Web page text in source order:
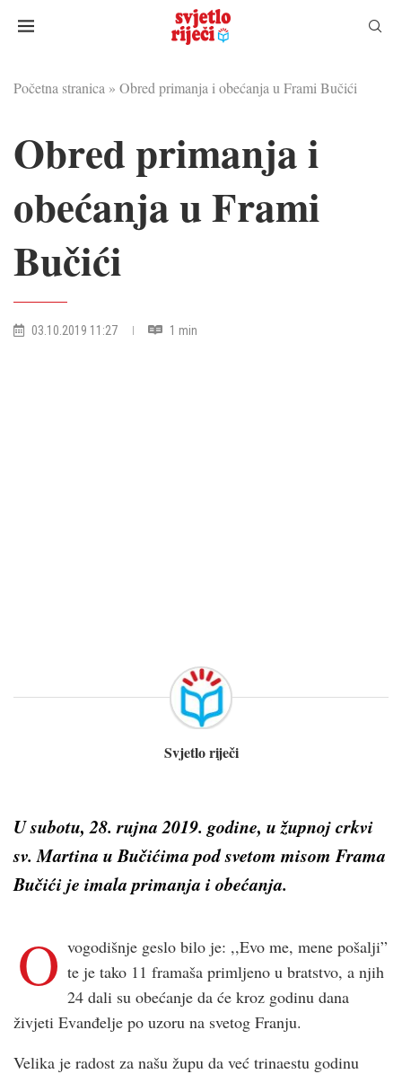
Početna stranica » Obred primanja i obećanja u Frami Bučići
Obred primanja i
obećanja u Frami
Bučići
03.10.2019 11:27 1 min
Svjetlo riječi
U subotu, 28. rujna 2019. godine, u župnoj crkvi
sv. Martina u Bučićima pod svetom misom Frama
Bučići je imala primanja i obećanja.
O vogodišnje geslo bilo je: ,,Evo me, mene pošalji”
te je tako 11 framaša primljeno u bratstvo, a njih
24 dali su obećanje da će kroz godinu dana
živjeti Evanđelje po uzoru na svetog Franju.
Velika je radost za našu župu da već trinaestu godinu